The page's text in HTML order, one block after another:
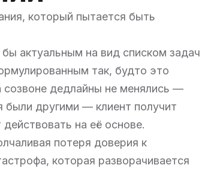
который пытается быть
актуальным на вид списком задач
так, будто это
созвоне дедлайны не менялись —
были другими — клиент получит
на её основе.
потеря доверия к
которая разворачивается